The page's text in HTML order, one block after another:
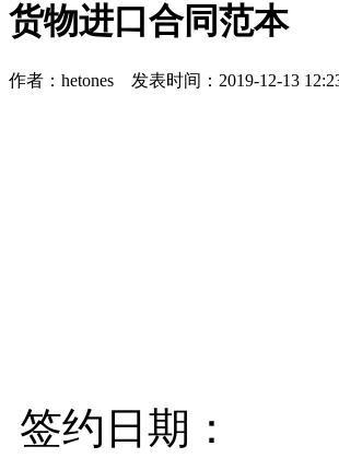
货物进口合同范本
作者：hetones 发表时间：2019-12-13
签约日期：